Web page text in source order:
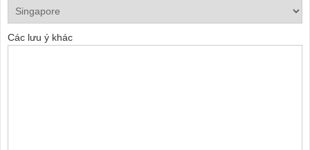
Các lưu ý khác